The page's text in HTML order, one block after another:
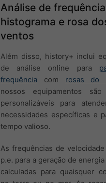
Análise de
histograma e rosa
ventos
Além disso, history+ inclui
de análise online para
frequência com rosas do
nossos equipamentos são
personalizáveis para
necessidades específicas e
tempo valioso.
As frequências de
p.e. para a geração de
calculadas para quaisquer